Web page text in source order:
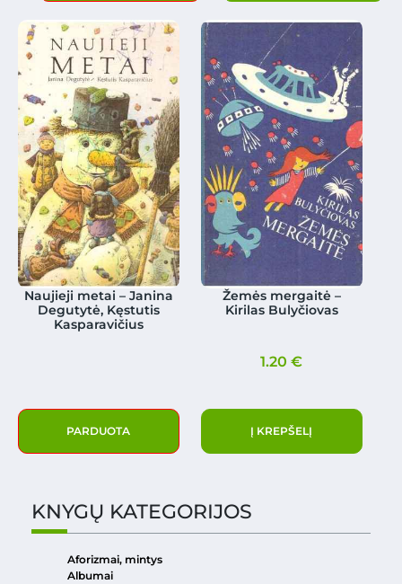
Naujieji metai – Janina
Degutytė, Kęstutis
Kasparavičius
PARDUOTA
Žemės mergaitė –
Kirilas Bulyčiovas
1.20€
Į KREPŠELĮ
KNYGŲ KATEGORIJOS
Aforizmai, mintys
Albumai